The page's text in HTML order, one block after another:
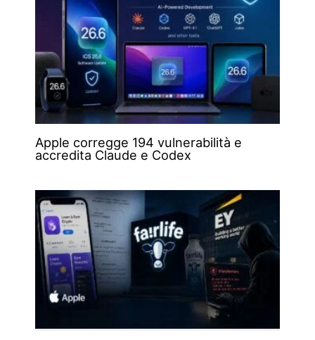
Apple corregge 194 vulnerabilità e
accredita Claude e Codex